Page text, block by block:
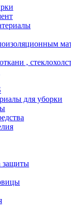
,
для уборки
защиты